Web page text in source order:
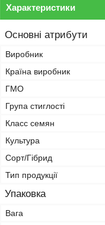
Характеристики
Основні атрибути
Виробник
Країна виробник
ГМО
Група стиглості
Класс семян
Культура
Сорт/Гібрид
Тип продукції
Упаковка
Вага